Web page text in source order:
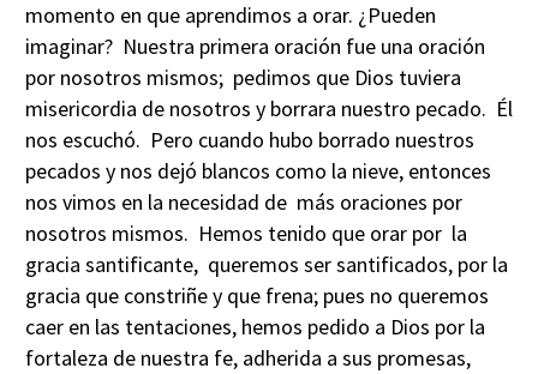
momento en que aprendimos a orar. ¿Pueden
imaginar? Nuestra primera oración fue una oración
por nosotros mismos; pedimos que Dios tuviera
misericordia de nosotros y borrara nuestro pecado. Él
nos escuchó. Pero cuando hubo borrado nuestros
pecados y nos dejó blancos como la nieve, entonces
nos vimos en la necesidad de más oraciones por
nosotros mismos. Hemos tenido que orar por la
gracia santificante, queremos ser santificados, por la
gracia que constriñe y que frena; pues no queremos
caer en las tentaciones, hemos pedido a Dios por la
fortaleza de nuestra fe, adherida a sus promesas,